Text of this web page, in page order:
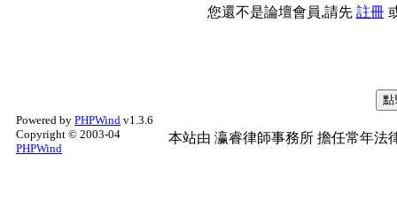
您還不是論壇會員,請先 註冊
Powered by PHPWind v1.3.6
Copyright © 2003-04
PHPWind
本站由 瀛睿律師事務所 擔任常年法